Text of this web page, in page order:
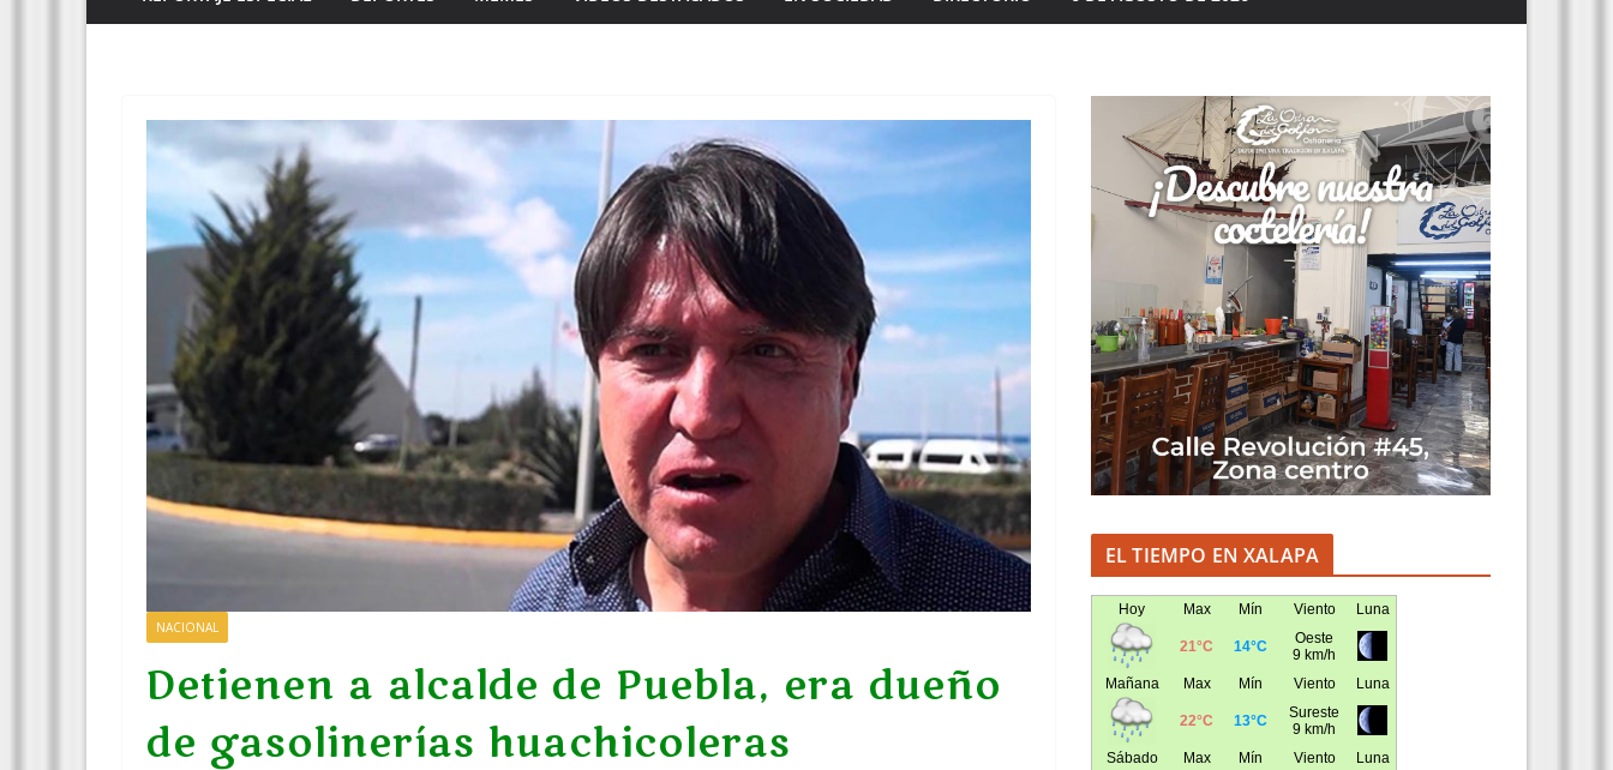
NACIONAL
Detienen a alcalde de Puebla, era dueño
de gasolinerías huachicoleras
EL TIEMPO EN XALAPA